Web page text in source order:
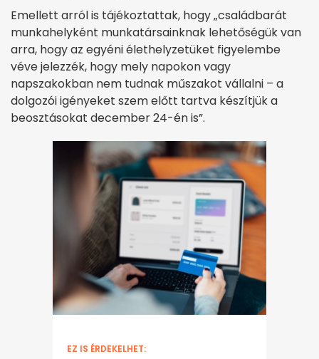
Emellett arról is tájékoztattak, hogy „családbarát
munkahelyként munkatársainknak lehetőségük van
arra, hogy az egyéni élethelyzetüket figyelembe
véve jelezzék, hogy mely napokon vagy
napszakokban nem tudnak műszakot vállalni – a
dolgozói igényeket szem előtt tartva készítjük a
beosztásokat december 24-én is”.
EZ IS ÉRDEKELHET: